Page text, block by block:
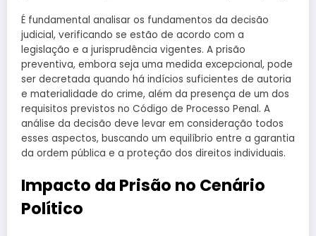
É fundamental analisar os fundamentos da decisão
judicial, verificando se estão de acordo com a
legislação e a jurisprudência vigentes. A prisão
preventiva, embora seja uma medida excepcional, pode
ser decretada quando há indícios suficientes de autoria
e materialidade do crime, além da presença de um dos
requisitos previstos no Código de Processo Penal. A
análise da decisão deve levar em consideração todos
esses aspectos, buscando um equilíbrio entre a garantia
da ordem pública e a proteção dos direitos individuais.
Impacto da Prisão no Cenário
Político